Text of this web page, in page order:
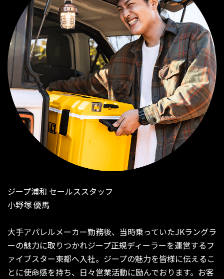
ジープ浦和 セールススタッフ
小野塚 優馬
大手アパレルメーカー勤務後、当時乗っていたJKラングラ
ーの魅力に取りつかれジープ正規ディーラーを運営するフ
ァイブスター東都へ入社。ジープの魅力を皆様に伝えるこ
とに使命感を持ち、日々営業活動に励んでおります。お客